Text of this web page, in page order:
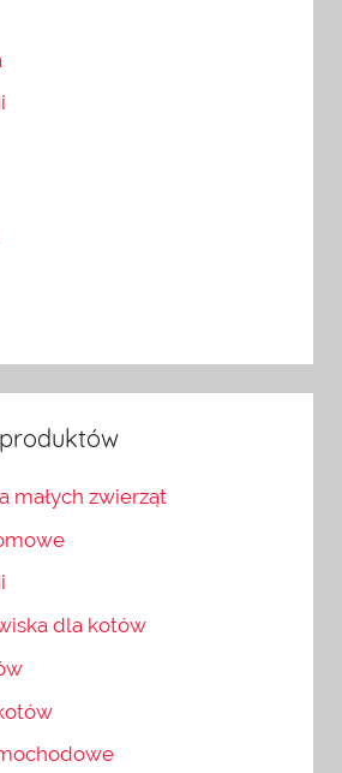
małych zwierząt
dla kotów